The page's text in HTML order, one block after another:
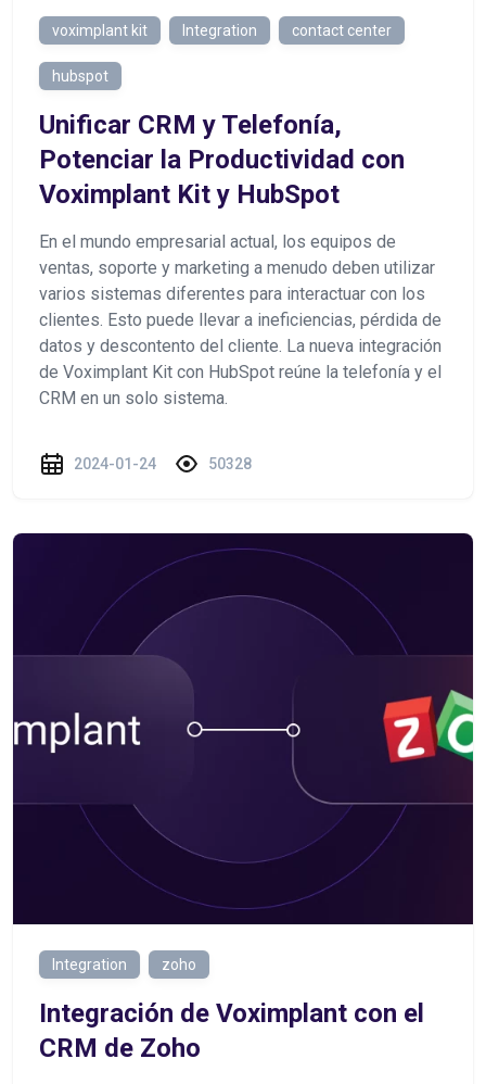
voximplant kit Integration contact center
hubspot
Unificar CRM y Telefonía,
Potenciar la Productividad con
Voximplant Kit y HubSpot
En el mundo empresarial actual, los equipos de
ventas, soporte y marketing a menudo deben utilizar
varios sistemas diferentes para interactuar con los
clientes. Esto puede llevar a ineficiencias, pérdida de
datos y descontento del cliente. La nueva integración
de Voximplant Kit con HubSpot reúne la telefonía y el
CRM en un solo sistema.
2024-01-24 50328
Integration zoho
Integración de Voximplant con el
CRM de Zoho